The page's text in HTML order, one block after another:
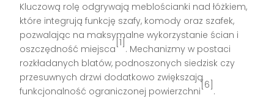
Kluczową rolę odgrywają meblościanki nad łóżkiem,
które integrują funkcję szafy, komody oraz szafek,
pozwalając na maksymalne wykorzystanie ścian i
oszczędność miejsca
[1]
. Mechanizmy w postaci
rozkładanych blatów, podnoszonych siedzisk czy
przesuwnych drzwi dodatkowo zwiększają
funkcjonalność ograniczonej powierzchni
[6]
.